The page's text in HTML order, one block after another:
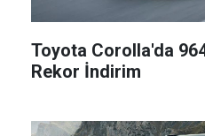
Toyota Corolla'da
Rekor İndirim